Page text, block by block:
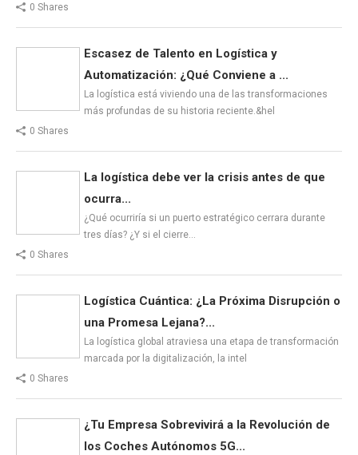
0 Shares
Escasez de Talento en Logística y
Automatización: ¿Qué Conviene a ...
La logística está viviendo una de las transformaciones
más profundas de su historia reciente.&hel
0 Shares
La logística debe ver la crisis antes de que
ocurra...
¿Qué ocurriría si un puerto estratégico cerrara durante
tres días? ¿Y si el cierre…
0 Shares
Logística Cuántica: ¿La Próxima Disrupción o
una Promesa Lejana?...
La logística global atraviesa una etapa de transformación
marcada por la digitalización, la intel
0 Shares
¿Tu Empresa Sobrevivirá a la Revolución de
los Coches Autónomos 5G...